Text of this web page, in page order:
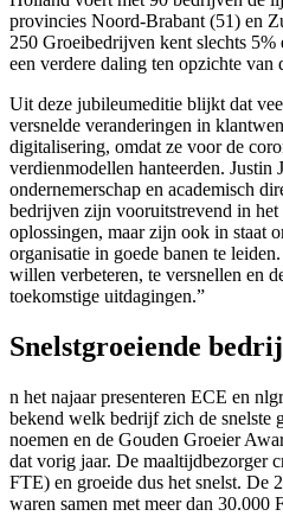
provincies Noord-Brabant (51) en
250 Groeibedrijven kent slechts
een verdere daling ten opzichte van
Uit deze jubileumeditie blijkt dat
versnelde veranderingen in
digitalisering, omdat ze voor de
verdienmodellen hanteerden. Justin
ondernemerschap en academisch
bedrijven zijn vooruitstrevend in
oplossingen, maar zijn ook in staat
organisatie in goede banen te
willen verbeteren, te versnellen en
toekomstige uitdagingen.”
Snelstgroeiende
n het najaar presenteren ECE en
bekend welk bedrijf zich de snelste
noemen en de Gouden Groeier
dat vorig jaar. De maaltijdbezorger
FTE) en groeide dus het snelst. De
waren samen met meer dan 30.000